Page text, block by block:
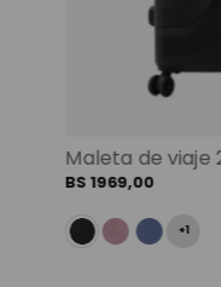
BS 1969,00
+1